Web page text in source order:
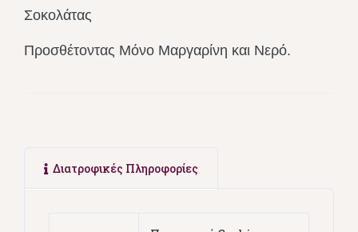
Σοκολάτας
Προσθέτοντας Μόνο Μαργαρίνη και Νερό.
Διατροφικές Πληροφορίες